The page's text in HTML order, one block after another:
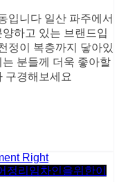
입니다 일산 파주에서
하고 있는 브랜드입
정이 복층까지 닿아있
분들께 더욱 좋아할
구경해보세요
정리 임차인을위한이